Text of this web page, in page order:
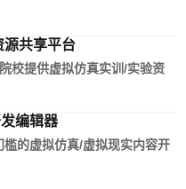
源共享平台
校提供虚拟仿真实训/实验资
编辑器
槛的虚拟仿真/虚拟现实内容开